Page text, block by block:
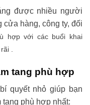
được nhiều người
hàng, công ty, đối
hợp với các buổi khai
.
tang phù hợp
quyết nhỏ giúp bạn
phù hợp nhất: